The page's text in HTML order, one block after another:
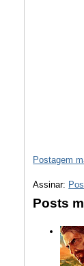
Postagem
Assinar:
Posts